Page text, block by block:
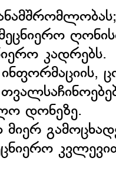
კადრებს.
დონეზე.
მიერ